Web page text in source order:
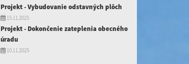
Projekt - Vybudovanie odstavných plôch
15.11.2025
Projekt - Dokončenie zateplenia obecného
úradu
10.11.2025